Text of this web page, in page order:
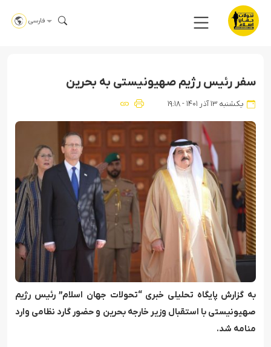
فارسی
سفر رئیس رژیم صهیونیستی به بحرین
یکشنبه ۱۳ آذر ۱۴۰۱ - ۱۹:۱۸
به گزارش پایگاه تحلیلی خبری “تحولات جهان اسلام” رئیس رژیم
صهیونیستی با استقبال وزیر خارجه بحرین و حضور گارد نظامی وارد
منامه شد.